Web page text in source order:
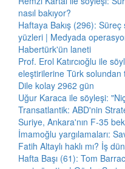
nasıl bakıyor?
Haftaya Bakış (296):
yüzleri | Medyada
Habertürk'ün laneti
Prof. Erol Katırcıoğlu ile
eleştirilerine Türk solundan
Dile kolay 2962 gün
Uğur Karaca ile söyleşi:
Transatlantik: ABD'nin
Suriye, Ankara'nın F-35
İmamoğlu yargılamaları:
Fatih Altaylı haklı mı? İş
Hafta Başı (61): Tom